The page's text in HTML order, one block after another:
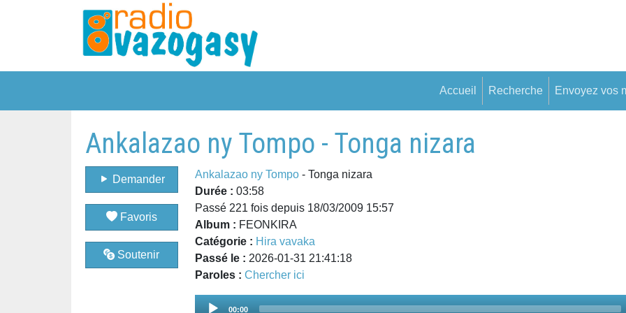
Accueil Recherche Envoyez vos
Ankalazao ny Tompo - Tonga nizara
Demander
Favoris
Soutenir
Ankalazao ny Tompo- Tonga nizara
Durée : 03:58
Passé 221 fois depuis 18/03/2009 15:57
Album : FEONKIRA
Catégorie : Hira vavaka
Passé le : 2026-01-31 21:41:18
Paroles : Chercher ici
Audio
00:00